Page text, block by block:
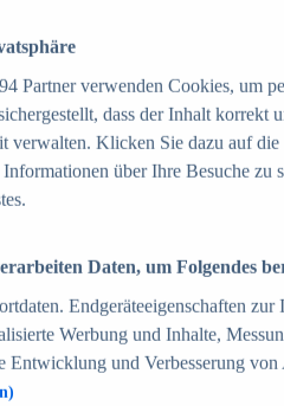
Zum Report
des Umsatzes in
in Deutschland und weltweit
Top-50 Online Shops in
Zahlungsverfahren in
im Online-Handel in
Partner verwenden Cookies, um
dass der Inhalt korrekt
verwalten. Klicken Sie dazu auf
über Ihre Besuche
Daten, um Folgendes
Endgeräteeigenschaften
Werbung und Inhalte,
Entwicklung und Verbesserung von